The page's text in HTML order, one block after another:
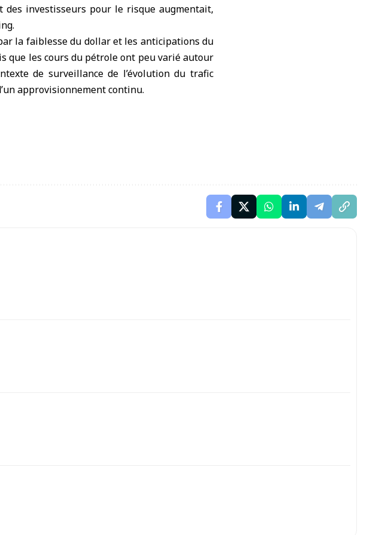
des investisseurs pour le risque augmentait,
la faiblesse du dollar et les anticipations du
que les cours du pétrole ont peu varié autour
de surveillance de l’évolution du trafic
approvisionnement continu.